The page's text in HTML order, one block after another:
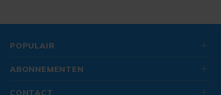
POPULAIR
ABONNEMENTEN
CONTACT